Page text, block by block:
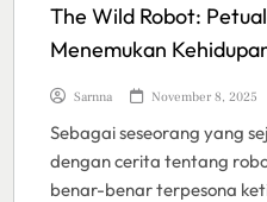
The Wild Robot:
Menemukan
Sarnna November 8, 2025
Sebagai seseorang yang
dengan cerita tentang
benar-benar terpesona